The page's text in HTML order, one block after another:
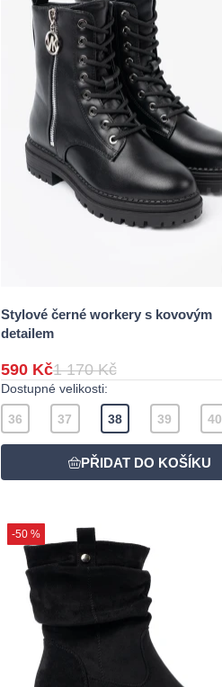
Stylové černé workery s kovovým
detailem
590 Kč1 170 Kč
Dostupné velikosti:
36 37 38 39 40
-50 %